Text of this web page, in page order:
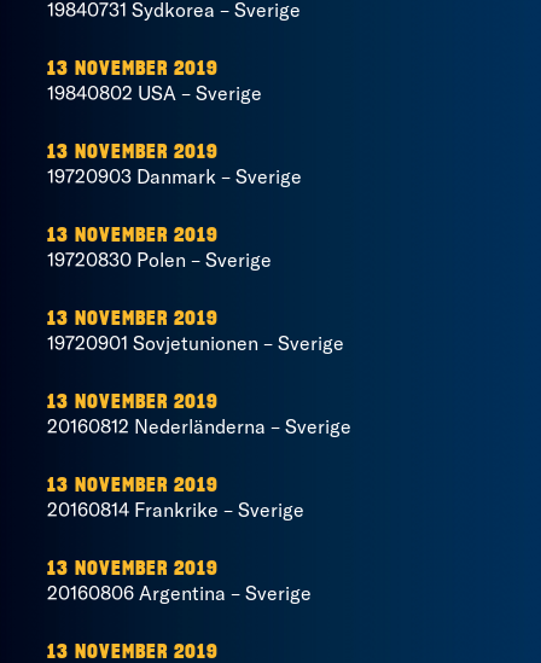
19840731 Sydkorea – Sverige
13 NOVEMBER 2019
19840802 USA – Sverige
13 NOVEMBER 2019
19720903 Danmark – Sverige
13 NOVEMBER 2019
19720830 Polen – Sverige
13 NOVEMBER 2019
19720901 Sovjetunionen – Sverige
13 NOVEMBER 2019
20160812 Nederländerna – Sverige
13 NOVEMBER 2019
20160814 Frankrike – Sverige
13 NOVEMBER 2019
20160806 Argentina – Sverige
13 NOVEMBER 2019